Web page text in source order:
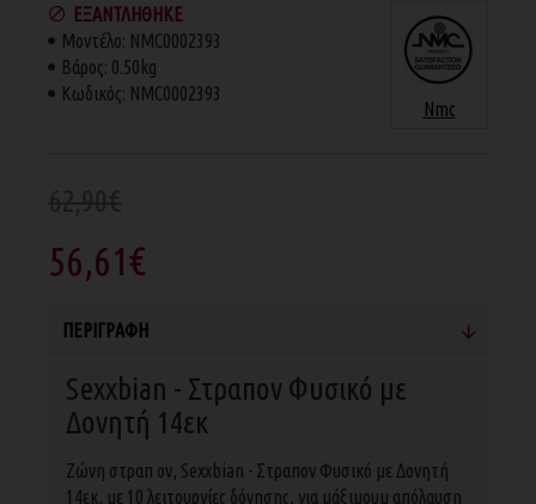
56,61€
ΕΞΑΝΤΛΉΘΗΚΕ
Μοντέλο: NMC0002393
Βάρος: 0.50kg
Κωδικός: NMC0002393
Nmc
ΠΕΡΙΓΡΑΦΉ
Sexxbian - Στραπον Φυσικό με
Δονητή 14εκ
Ζώνη στραπ ον, Sexxbian - Στραπον Φυσικό με Δονητή
14εκ, με 10 λειτουργίες δόνησης, για μάξιμουμ απόλαυση